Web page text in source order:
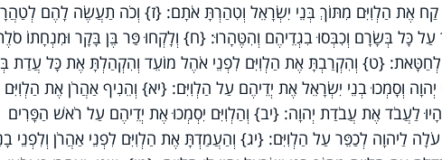
אֶת הַלְוִיִּם מִתּוֹךְ בְּנֵי יִשְׂרָאֵל וְטִהַרְתָּ אֹתָם: {ז} וְכֹה תַעֲשֶׂה לָהֶם
כָּל בְּשָׂרָם וְכִבְּסוּ בִגְדֵיהֶם וְהִטֶּהָרוּ: {ח} וְלָקְחוּ פַּר בֶּן בָּקָר וּמִנְחָתוֹ
{ט} וְהִקְרַבְתָּ אֶת הַלְוִיִּם לִפְנֵי אֹהֶל מוֹעֵד וְהִקְהַלְתָּ אֶת כָּל עֲדַת
וְסָמְכוּ בְנֵי יִשְׂרָאֵל אֶת יְדֵיהֶם עַל הַלְוִיִּם: {יא} וְהֵנִיף אַהֲרֹן אֶת הַלְוִיִּם
לַעֲבֹד אֶת עֲבֹדַת יְהוָה: {יב} וְהַלְוִיִּם יִסְמְכוּ אֶת יְדֵיהֶם עַל רֹאשׁ הַפָּרִים
לְכַפֵּר עַל הַלְוִיִּם: {יג} וְהַעֲמַדְתָּ אֶת הַלְוִיִּם לִפְנֵי אַהֲרֹן וְלִפְנֵי